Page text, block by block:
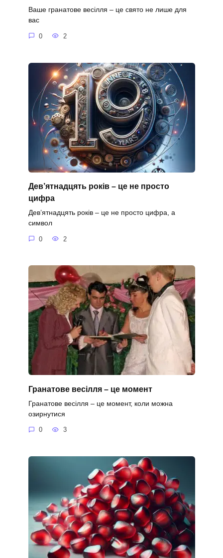
Ваше гранатове весілля – це свято не лише для
вас
0 2
Дев’ятнадцять років – це не просто
цифра
Дев’ятнадцять років – це не просто цифра, а
символ
0 2
Гранатове весілля – це момент
Гранатове весілля – це момент, коли можна
озирнутися
0 3